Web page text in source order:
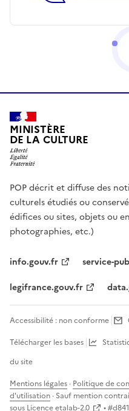
MINISTÈRE
DE LA CULTURE
POP décrit et diffuse des
culturels étudiés ou
édifices ou sites, objets ou
photographies, etc.)
info.gouv.fr
service-
legifrance.gouv.fr
Accessibilité : non conforme
Télécharger les bases
du site
Mentions légales · Politique de
d'utilisation · Sauf mention
sous Licence etalab-2.0 • #